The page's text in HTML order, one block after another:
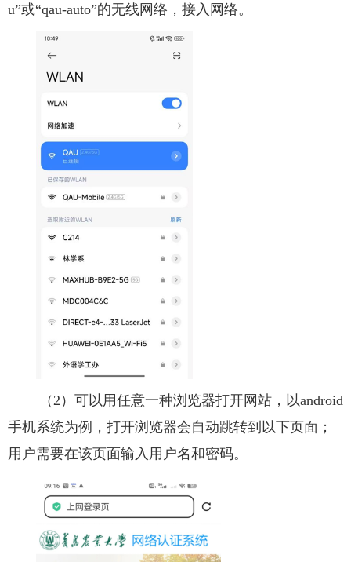
u”或“qau-auto”的无线网络，接入网络。
（2）可以用任意一种浏览器打开网站，以android
手机系统为例，打开浏览器会自动跳转到以下页面；
用户需要在该页面输入用户名和密码。